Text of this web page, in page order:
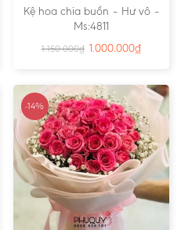
Kệ hoa chia buồn – Hư vô –
Ms:4811
1.150.000₫ 1.000.000₫
-14%